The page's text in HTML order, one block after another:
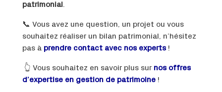
patrimonial.
📞 Vous avez une question, un projet ou vous
souhaitez réaliser un bilan patrimonial, n’hésitez
pas à prendre contact avec nos experts!
👆 Vous souhaitez en savoir plus sur nos offres
d’expertise en gestion de patrimoine!